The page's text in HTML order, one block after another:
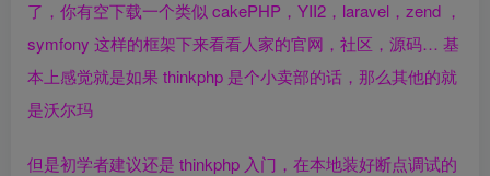
了，你有空下载一个类似 cakePHP，YII2，laravel，zend ，
symfony 这样的框架下来看看人家的官网，社区，源码… 基
本上感觉就是如果 thinkphp 是个小卖部的话，那么其他的就
是沃尔玛
但是初学者建议还是 thinkphp 入门，在本地装好断点调试的